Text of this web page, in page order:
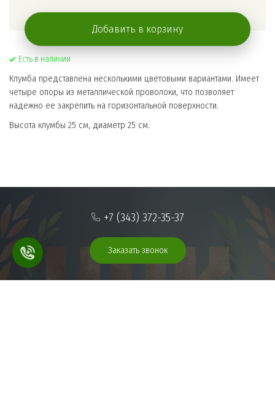
Есть в наличии
Клумба представлена несколькими цветовыми вариантами. Имеет
четыре опоры из металлической проволоки, что позволяет
надежно ее закрепить на горизонтальной поверхности.
Высота клумбы 25 см, диаметр 25 см.
Добавить в корзину
+7 (343) 372-35-37
Заказать звонок